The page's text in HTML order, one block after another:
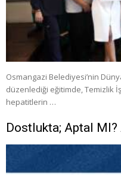
Osmangazi Belediyesi’nin
düzenlediği eğitimde, Temizlik
hepatitlerin …
Dostlukta; Aptal MI?